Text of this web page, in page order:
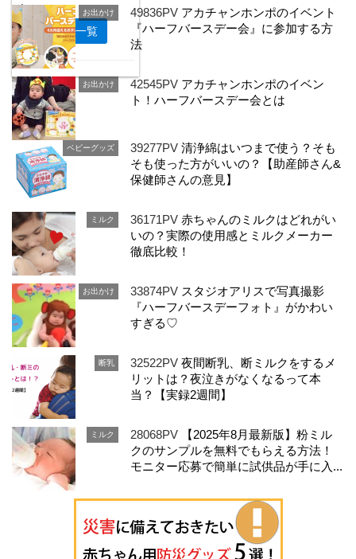
す。
記事一覧
お出かけ 49836PV アカチャンホンポのイベント
『ハーフバースデー会』に参加する方
法
お出かけ 42545PV アカチャンホンポのイベン
ト！ハーフバースデー会とは
ベビーグッズ 39277PV清浄綿はいつまで使う？そも
そも使った方がいいの？【助産師さん&
保健師さんの意見】
ミルク 36171PV赤ちゃんのミルクはどれがい
いの？実際の使用感とミルクメーカー
徹底比較！
お出かけ 33874PV スタジオアリスで写真撮影
『ハーフバースデーフォト』がかわい
すぎる♡
断乳 32522PV夜間断乳、断ミルクをするメ
リットは？夜泣きがなくなるって本
当？【実録2週間】
ミルク 28068PV
【2025年8月最新版】粉ミル
クのサンプルを無料でもらえる方法！
モニター応募で簡単に試供品が手に入...